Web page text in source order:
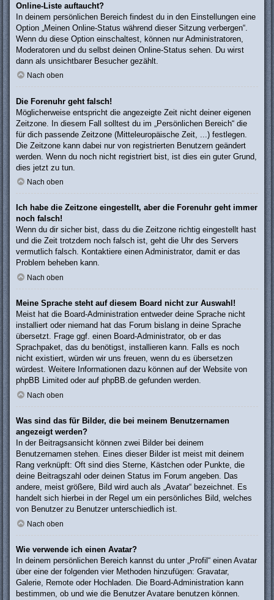
Online-Liste auftaucht?
In deinem persönlichen Bereich findest du in den Einstellungen eine
Option „Meinen Online-Status während dieser Sitzung verbergen“.
Wenn du diese Option einschaltest, können nur Administratoren,
Moderatoren und du selbst deinen Online-Status sehen. Du wirst
dann als unsichtbarer Besucher gezählt.
Nach oben
Die Forenuhr geht falsch!
Möglicherweise entspricht die angezeigte Zeit nicht deiner eigenen
Zeitzone. In diesem Fall solltest du im „Persönlichen Bereich“ die
für dich passende Zeitzone (Mitteleuropäische Zeit, ...) festlegen.
Die Zeitzone kann dabei nur von registrierten Benutzern geändert
werden. Wenn du noch nicht registriert bist, ist dies ein guter Grund,
dies jetzt zu tun.
Nach oben
Ich habe die Zeitzone eingestellt, aber die Forenuhr geht immer
noch falsch!
Wenn du dir sicher bist, dass du die Zeitzone richtig eingestellt hast
und die Zeit trotzdem noch falsch ist, geht die Uhr des Servers
vermutlich falsch. Kontaktiere einen Administrator, damit er das
Problem beheben kann.
Nach oben
Meine Sprache steht auf diesem Board nicht zur Auswahl!
Meist hat die Board-Administration entweder deine Sprache nicht
installiert oder niemand hat das Forum bislang in deine Sprache
übersetzt. Frage ggf. einen Board-Administrator, ob er das
Sprachpaket, das du benötigst, installieren kann. Falls es noch
nicht existiert, würden wir uns freuen, wenn du es übersetzen
würdest. Weitere Informationen dazu können auf der Website von
phpBB Limited oder auf phpBB.de gefunden werden.
Nach oben
Was sind das für Bilder, die bei meinem Benutzernamen
angezeigt werden?
In der Beitragsansicht können zwei Bilder bei deinem
Benutzernamen stehen. Eines dieser Bilder ist meist mit deinem
Rang verknüpft: Oft sind dies Sterne, Kästchen oder Punkte, die
deine Beitragszahl oder deinen Status im Forum angeben. Das
andere, meist größere, Bild wird auch als „Avatar“ bezeichnet. Es
handelt sich hierbei in der Regel um ein persönliches Bild, welches
von Benutzer zu Benutzer unterschiedlich ist.
Nach oben
Wie verwende ich einen Avatar?
In deinem persönlichen Bereich kannst du unter „Profil“ einen Avatar
über eine der folgenden vier Methoden hinzufügen: Gravatar,
Galerie, Remote oder Hochladen. Die Board-Administration kann
bestimmen, ob und wie die Benutzer Avatare benutzen können.